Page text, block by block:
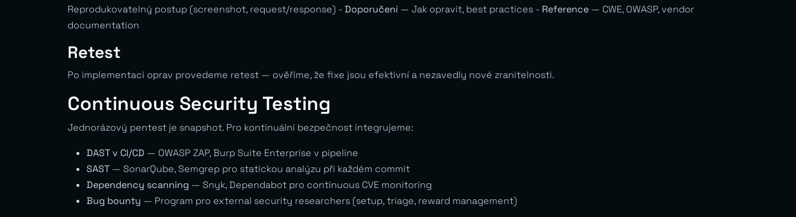
Reprodukovatelný postup (screenshot, request/response) - Doporučení — Jak opravit, best practices - Reference — CWE, OWASP, vendor
documentation
Retest
Po implementaci oprav provedeme retest — ověříme, že fixe jsou efektivní a nezavedly nové zranitelnosti.
Continuous Security Testing
Jednorázový pentest je snapshot. Pro kontinuální bezpečnost integrujeme:
DAST v CI/CD — OWASP ZAP, Burp Suite Enterprise v pipeline
SAST — SonarQube, Semgrep pro statickou analýzu při každém commit
Dependency scanning — Snyk, Dependabot pro continuous CVE monitoring
Bug bounty — Program pro external security researchers (setup, triage, reward management)